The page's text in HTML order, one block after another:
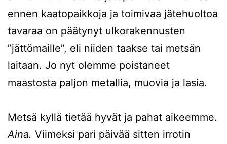
ennen kaatopaikkoja ja toimivaa jätehuoltoa
tavaraa on päätynyt ulkorakennusten
”jättömaille”, eli niiden taakse tai metsän
laitaan. Jo nyt olemme poistaneet
maastosta paljon metallia, muovia ja lasia.
Metsä kyllä tietää hyvät ja pahat aikeemme.
Aina. Viimeksi pari päivää sitten irrotin